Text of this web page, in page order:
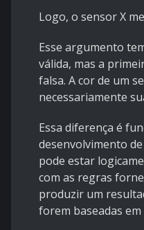
Logo, o sensor X
Esse argumento
válida, mas a
falsa. A cor de um
necessariamente
Essa diferença é
desenvolvimento
pode estar
com as regras
produzir um
forem baseadas